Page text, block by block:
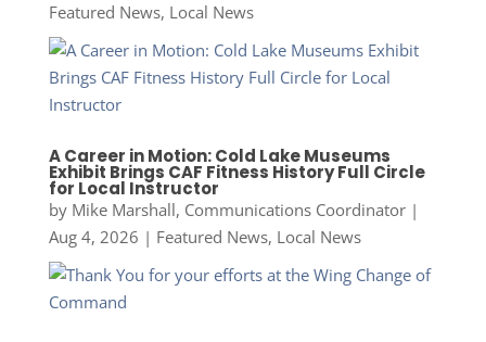
Featured News, Local News
A Career in Motion: Cold Lake Museums
Exhibit Brings CAF Fitness History Full Circle
for Local Instructor
by Mike Marshall, Communications Coordinator|
Aug 4, 2026 | Featured News, Local News